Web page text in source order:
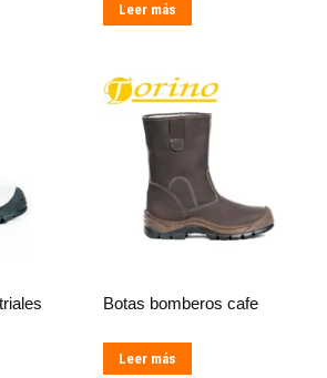
Leer más
Botas bomberos cafe
Leer más